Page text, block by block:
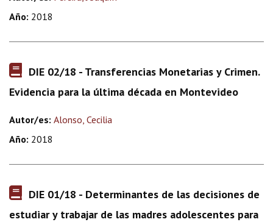
Año: 2018
DIE 02/18 - Transferencias Monetarias y Crimen.
Evidencia para la última década en Montevideo
Autor/es: Alonso, Cecilia
Año: 2018
DIE 01/18 - Determinantes de las decisiones de
estudiar y trabajar de las madres adolescentes para